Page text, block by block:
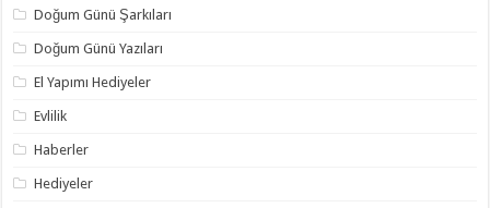
Doğum Günü Şarkıları
Doğum Günü Yazıları
El Yapımı Hediyeler
Evlilik
Haberler
Hediyeler